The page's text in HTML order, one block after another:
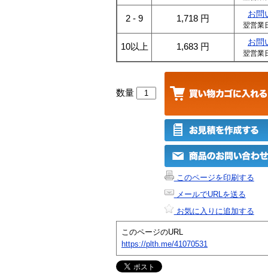
2 - 9 1,718 円 お問
翌営業
10以上 1,683 円 お問
翌営業
数量
このページを印刷する
メールでURLを送る
お気に入りに追加する
このページのURL
https://plth.me/41070531